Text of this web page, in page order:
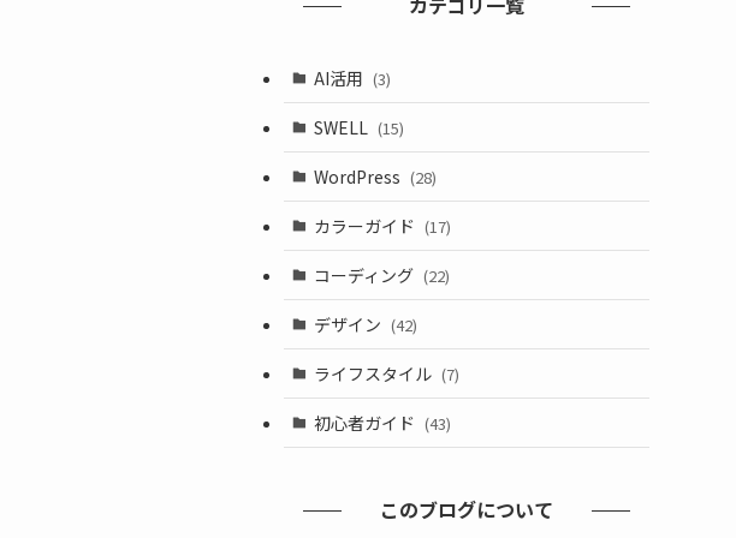
AI活用 (3)
SWELL (15)
WordPress (28)
カラーガイド (17)
コーディング (22)
デザイン (42)
ライフスタイル (7)
初心者ガイド (43)
このブログについて